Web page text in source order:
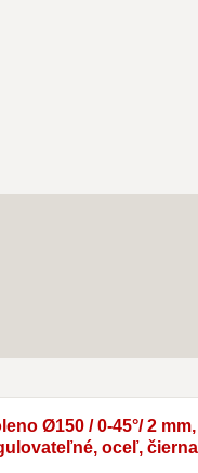
Ø150 / 0-45°/ 2 mm,
oceľ, čierna